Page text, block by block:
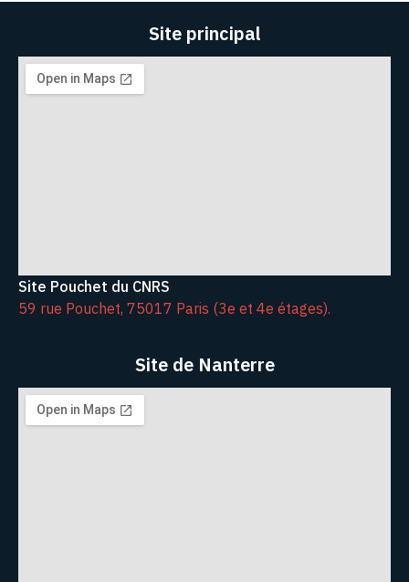
Site principal
Site Pouchet du CNRS
59 rue Pouchet, 75017 Paris (3e et 4e étages).
Site de Nanterre